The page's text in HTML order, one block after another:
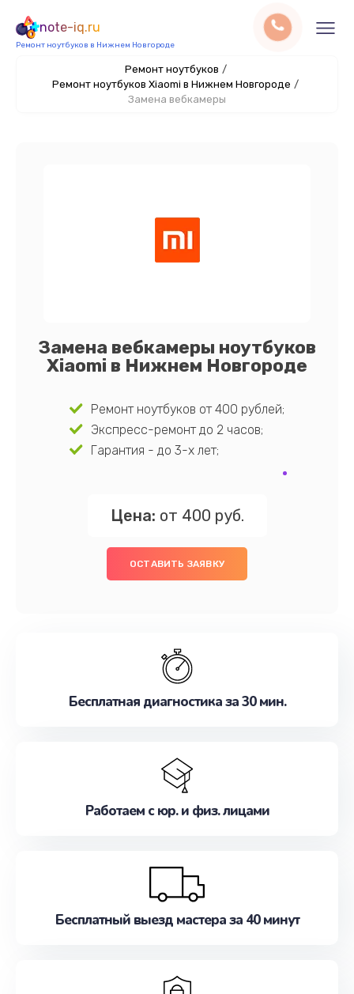
note-iq.ru
Ремонт ноутбуков в Нижнем Новгороде
Ремонт ноутбуков /
Ремонт ноутбуков Xiaomi в Нижнем Новгороде /
Замена вебкамеры
Замена вебкамеры ноутбуков
Xiaomi в Нижнем Новгороде
Ремонт ноутбуков от 400 рублей;
Экспресс-ремонт до 2 часов;
Гарантия - до 3-х лет;
Цена: от 400 руб.
ОСТАВИТЬ ЗАЯВКУ
Бесплатная диагностика за 30 мин.
Работаем с юр. и физ. лицами
Бесплатный выезд мастера за 40 минут